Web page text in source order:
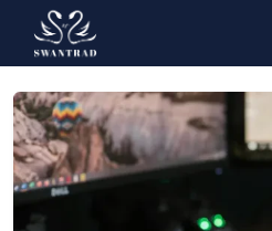
Retour aux articles